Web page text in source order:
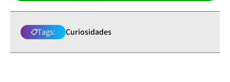
Tags: Curiosidades